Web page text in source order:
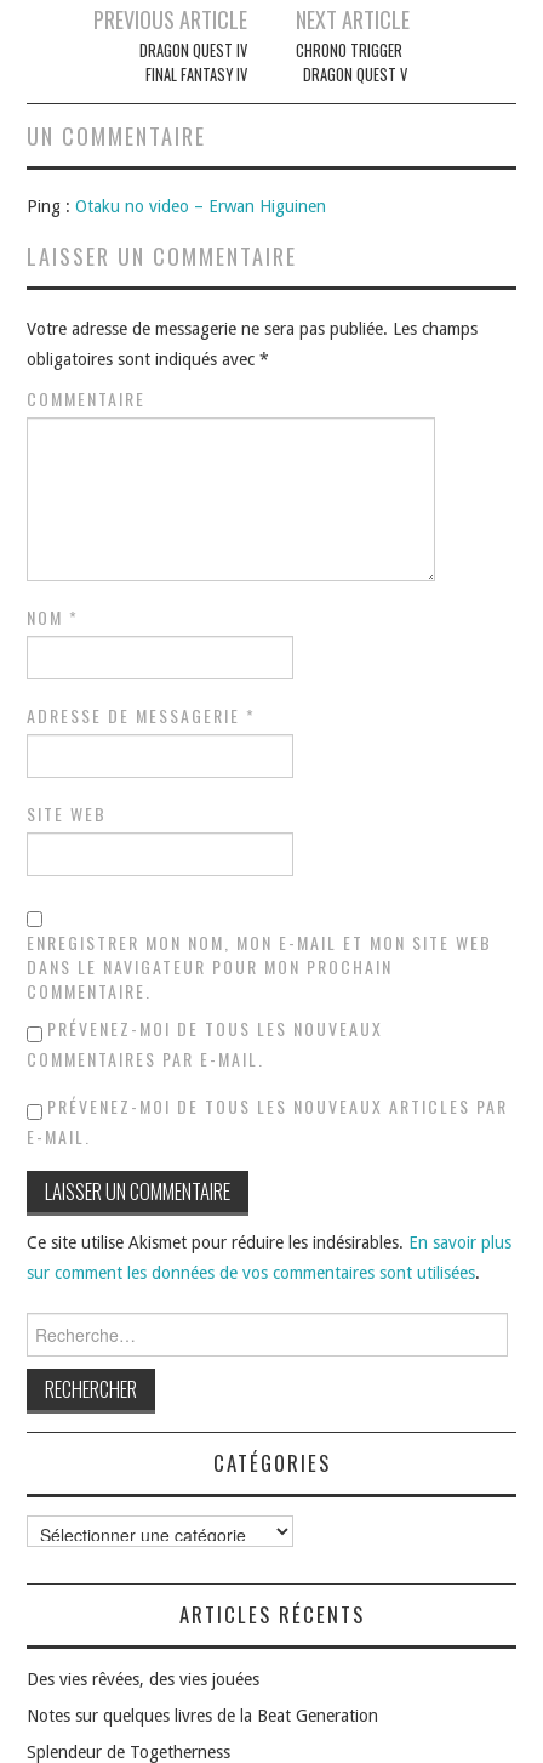
Navigation
PREVIOUS ARTICLE
DRAGON QUEST IV
FINAL FANTASY IV
NEXT ARTICLE
CHRONO TRIGGER
DRAGON QUEST V
UN COMMENTAIRE
Ping :Otaku no video – Erwan Higuinen
LAISSER UN COMMENTAIRE
Votre adresse de messagerie ne sera pas publiée. Les champs
obligatoires sont indiqués avec*
COMMENTAIRE
NOM *
ADRESSE DE MESSAGERIE *
SITE WEB
ENREGISTRER MON NOM, MON E-MAIL ET MON SITE WEB
DANS LE NAVIGATEUR POUR MON PROCHAIN
COMMENTAIRE.
PRÉVENEZ-MOI DE TOUS LES NOUVEAUX
COMMENTAIRES PAR E-MAIL.
PRÉVENEZ-MOI DE TOUS LES NOUVEAUX ARTICLES PAR
E-MAIL.
Ce site utilise Akismet pour réduire les indésirables. En savoir plus
sur comment les données de vos commentaires sont utilisées.
CATÉGORIES
Catégories
ARTICLES RÉCENTS
Des vies rêvées, des vies jouées
Notes sur quelques livres de la Beat Generation
Splendeur de Togetherness